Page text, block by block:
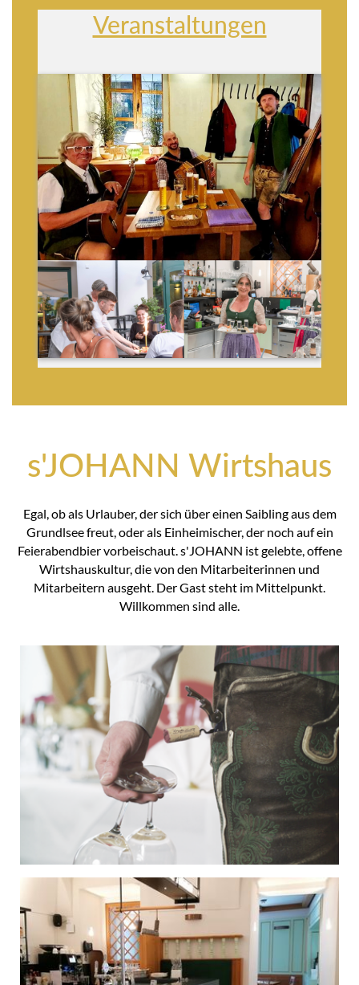
Veranstaltungen
s'JOHANN Wirtshaus
Egal, ob als Urlauber, der sich über einen Saibling aus dem
Grundlsee freut, oder als Einheimischer, der noch auf ein
Feierabendbier vorbeischaut. s'JOHANN ist gelebte, offene
Wirtshauskultur, die von den Mitarbeiterinnen und
Mitarbeitern ausgeht. Der Gast steht im Mittelpunkt.
Willkommen sind alle.